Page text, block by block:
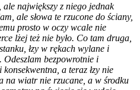
ale największy z niego jednak
ale słowa te rzucone do ściany,
prosto w oczy wcale nie
lżej też nie było. Co tam druga,
łzy w rękach wylane i
Odeszlam bezpowrotnie i
a teraz łzy nie
na wiatr nie rzucane, a w środku